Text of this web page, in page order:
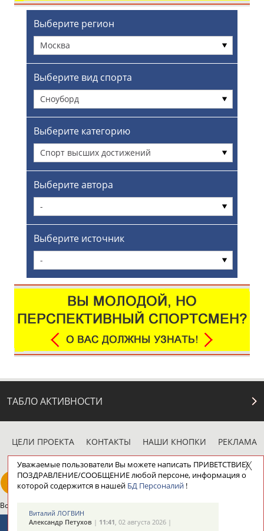
Выберите регион
Москва
Выберите вид спорта
Сноуборд
Выберите категорию
Спорт высших достижений
Выберите автора
-
Выберите источник
-
ТАБЛО АКТИВНОСТИ
ЦЕЛИ ПРОЕКТА КОНТАКТЫ НАШИ КНОПКИ РЕКЛАМА
Вопросы сотрудничества и совместной деятельности
Адресов в новостной рассылке: 996
Уважаемые пользователи Вы можете написать ПРИВЕТСТВИЕ/
ПОЗДРАВЛЕНИЕ/СООБЩЕНИЕ любой персоне, информация о
которой содержится в нашей БД Персоналий!
Виталий ЛОГВИН
Александр Петухов| 11:41, 02 августа 2026 |